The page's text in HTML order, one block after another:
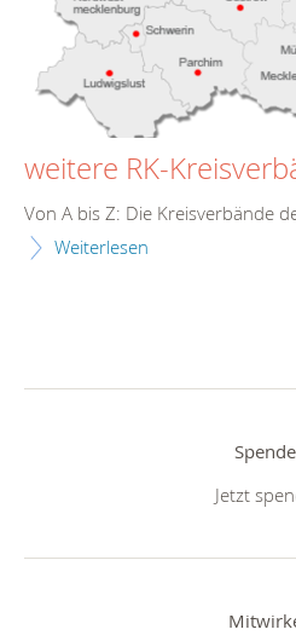
weitere RK-
Von A bis Z: Die Kreisverbände
Weiterlesen
Jetzt